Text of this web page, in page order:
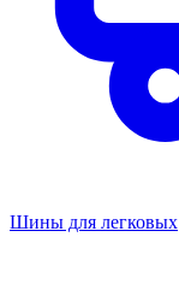
Шины для легковых